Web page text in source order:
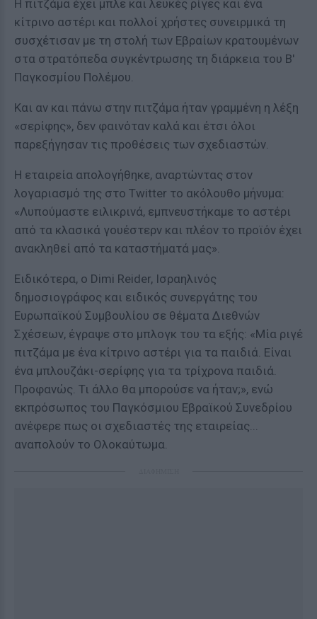
Η πιτζάμα έχει μπλε και λευκές ρίγες και ένα
κίτρινο αστέρι και πολλοί χρήστες συνειρμικά τη
συσχέτισαν με τη στολή των Εβραίων κρατουμένων
στα στρατόπεδα συγκέντρωσης τη διάρκεια του Β'
Παγκοσμίου Πολέμου.
Και αν και πάνω στην πιτζάμα ήταν γραμμένη η λέξη
«σερίφης», δεν φαινόταν καλά και έτσι όλοι
παρεξήγησαν τις προθέσεις των σχεδιαστών.
Η εταιρεία απολογήθηκε, αναρτώντας στον
λογαριασμό της στο Twitter το ακόλουθο μήνυμα:
«Λυπούμαστε ειλικρινά, εμπνευστήκαμε το αστέρι
από τα κλασικά γουέστερν και πλέον το προϊόν έχει
ανακληθεί από τα καταστήματά μας».
Ειδικότερα, ο Dimi Reider, Ισραηλινός
δημοσιογράφος και ειδικός συνεργάτης του
Ευρωπαϊκού Συμβουλίου σε θέματα Διεθνών
Σχέσεων, έγραψε στο μπλογκ του τα εξής: «Μία ριγέ
πιτζάμα με ένα κίτρινο αστέρι για τα παιδιά. Είναι
ένα μπλουζάκι-σερίφης για τα τρίχρονα παιδιά.
Προφανώς. Τι άλλο θα μπορούσε να ήταν;», ενώ
εκπρόσωπος του Παγκόσμιου Εβραϊκού Συνεδρίου
ανέφερε πως οι σχεδιαστές της εταιρείας...
αναπολούν το Ολοκαύτωμα.